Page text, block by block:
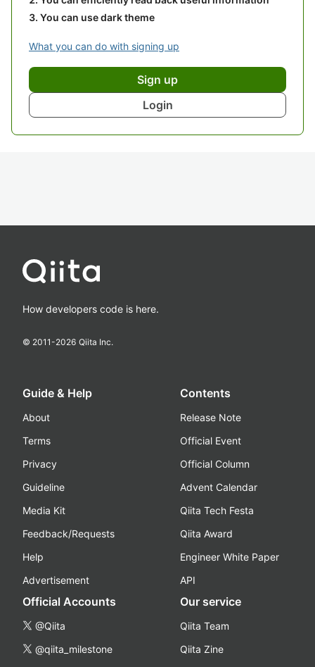
You can use dark theme
What you can do with signing up
Sign up
Login
How developers code is here.
© 2011-2026 Qiita Inc.
Guide & Help
About
Terms
Privacy
Guideline
Media Kit
Feedback/Requests
Help
Advertisement
Contents
Release Note
Official Event
Official Column
Advent Calendar
Qiita Tech Festa
Qiita Award
Engineer White Paper
API
Official Accounts
@Qiita
@qiita_milestone
Our service
Qiita Team
Qiita Zine